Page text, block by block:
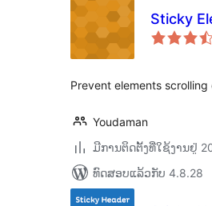
Sticky
Prevent elements
Youdaman
ມີການຕິດຕັ້ງທີ່ໃຊ້ງານຢູ່
ທົດສອບແລ້ວກັບ 4.8.28